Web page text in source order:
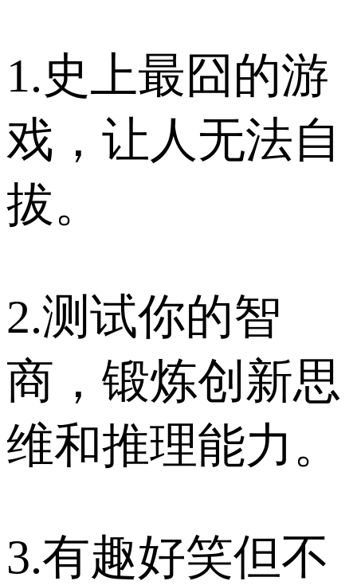
1.史上最囧的游
戏，让人无法自
拔。
2.测试你的智
商，锻炼创新思
维和推理能力。
3.有趣好笑但不